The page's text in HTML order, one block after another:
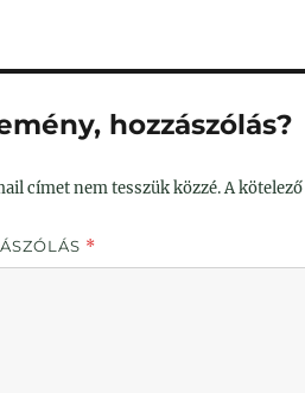
hozzászólás?
címet nem tesszük közzé.A
*